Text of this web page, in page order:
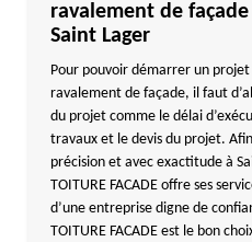
ravalement de
Saint Lager
Pour pouvoir démarrer un
ravalement de façade, il faut
du projet comme le délai
travaux et le devis du projet.
précision et avec exactitude à
TOITURE FACADE offre ses
d’une entreprise digne de
TOITURE FACADE est le bon